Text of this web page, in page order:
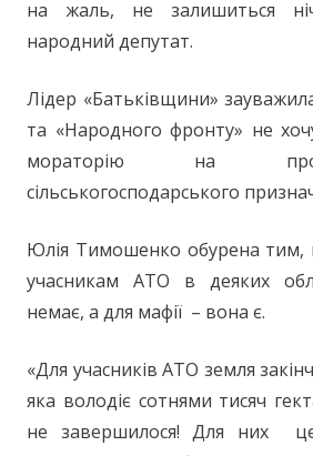
на жаль, не залишиться
народний депутат.
Лідер «Батьківщини»
та «Народного фронту» не
мораторію на
сільськогосподарського
Юлія Тимошенко обурена тим,
учасникам АТО в деяких
немає, а для мафії – вона є.
«Для учасників АТО земля
яка володіє сотнями тисяч
не завершилося! Для них це